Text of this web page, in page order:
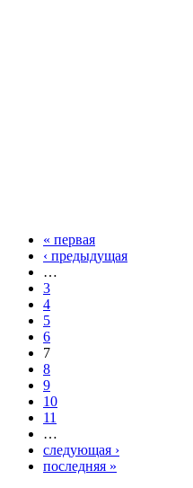
« первая
‹ предыдущая
…
3
4
5
6
7
8
9
10
11
…
следующая ›
последняя »